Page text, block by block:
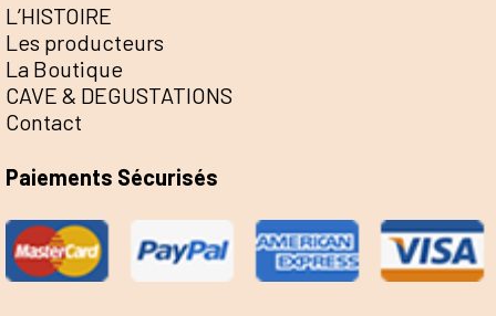
L’HISTOIRE
Les producteurs
La Boutique
CAVE & DEGUSTATIONS
Contact
Paiements Sécurisés